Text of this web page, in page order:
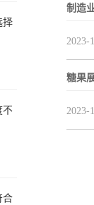
择
不
合
制造
2023-
糖果
2023-